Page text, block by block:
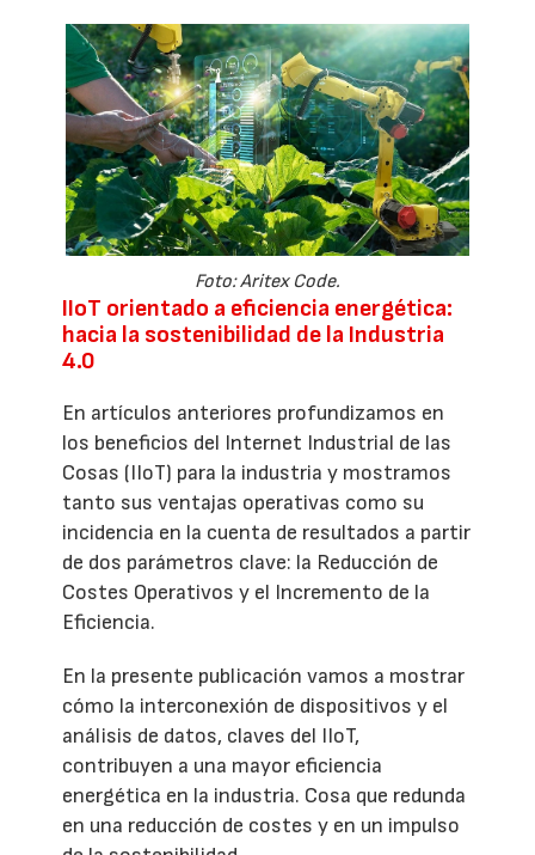
Foto: Aritex Code.
IIoT orientado a eficiencia energética:
hacia la sostenibilidad de la Industria
4.0
En artículos anteriores profundizamos en
los beneficios del Internet Industrial de las
Cosas (IIoT) para la industria y mostramos
tanto sus ventajas operativas como su
incidencia en la cuenta de resultados a partir
de dos parámetros clave: la Reducción de
Costes Operativos y el Incremento de la
Eficiencia.
En la presente publicación vamos a mostrar
cómo la interconexión de dispositivos y el
análisis de datos, claves del IIoT,
contribuyen a una mayor eficiencia
energética en la industria. Cosa que redunda
en una reducción de costes y en un impulso